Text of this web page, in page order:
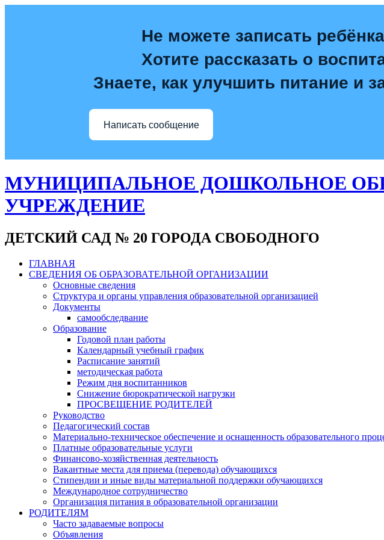
Не можете записать
Хотите рассказать о
Знаете, как улучшить питание и
Написать сообщение
МУНИЦИПАЛЬНОЕ ДОШКОЛЬНОЕ
УЧРЕЖДЕНИЕ
ДЕТСКИЙ САД № 20 ГОРОДА СВОБОДНОГО
ГЛАВНАЯ
СВЕДЕНИЯ ОБ ОБРАЗОВАТЕЛЬНОЙ ОРГАНИЗАЦИИ
Основные сведения
Структура и органы управления образовательной организацией
Документы
самообследвание
Образование
Годовой план работы
Календарный учебный график
Расписание занятий
методическая работа
Режим дня воспитанников
Снижение бюрократической нагрузки
ПРОСВЕЩЕНИЕ РОДИТЕЛЕЙ
Руководство
Педагогический состав
Материально-техническое обеспечение и оснащенность образовательного
Платные образовательные услуги
Финансово-хозяйственная деятельность
Вакантные места для приема (перевода) обучающихся
Стипендии и иные виды материальной поддержки обучающихся
Международное сотрудничество
Организация питания в образовательной организации
РОДИТЕЛЯМ
Часто задаваемые вопросы
Объявления